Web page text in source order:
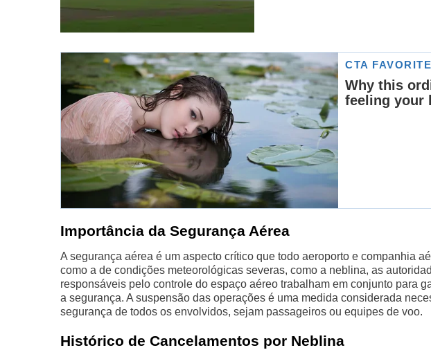
Importância da Segurança Aérea
A segurança aérea é um aspecto crítico que todo aeroporto e companhia
como a de condições meteorológicas severas, como a neblina, as
responsáveis pelo controle do espaço aéreo trabalham em conjunto para
a segurança. A suspensão das operações é uma medida considerada
segurança de todos os envolvidos, sejam passageiros ou equipes de voo.
Histórico de Cancelamentos por Neblina